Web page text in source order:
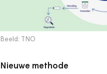
Beeld: TNO
Nieuwe methode